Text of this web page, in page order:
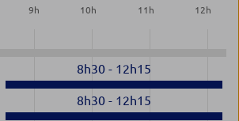
9h 10h 11 h 12h
8h30- 12h15
8h30- 12h15